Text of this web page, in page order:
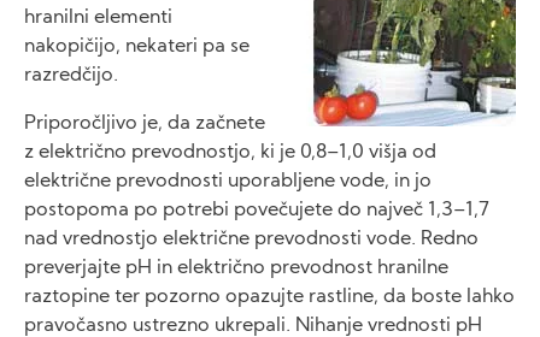
hranilni elementi
nakopičijo, nekateri pa se
razredčijo.
Priporočljivo je, da začnete
z električno prevodnostjo, ki je 0,8–1,0 višja od
električne prevodnosti uporabljene vode, in jo
postopoma po potrebi povečujete do največ 1,3–1,7
nad vrednostjo električne prevodnosti vode. Redno
preverjajte pH in električno prevodnost hranilne
raztopine ter pozorno opazujte rastline, da boste lahko
pravočasno ustrezno ukrepali. Nihanje vrednosti pH